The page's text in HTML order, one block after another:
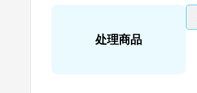
处理商品